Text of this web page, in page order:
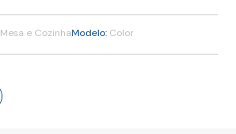
Mesa e CozinhaModelo: Color